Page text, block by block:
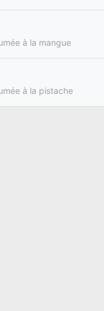
à la mangue
à la pistache